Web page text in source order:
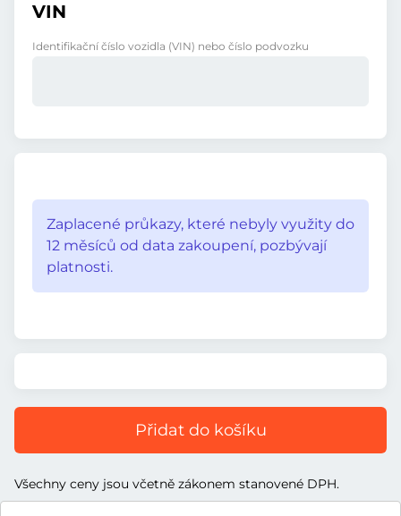
VIN
Identifikační číslo vozidla (VIN) nebo číslo podvozku
Zaplacené průkazy, které nebyly využity do
12 měsíců od data zakoupení, pozbývají
platnosti.
Přidat do košíku
Všechny ceny jsou včetně zákonem stanovené DPH.